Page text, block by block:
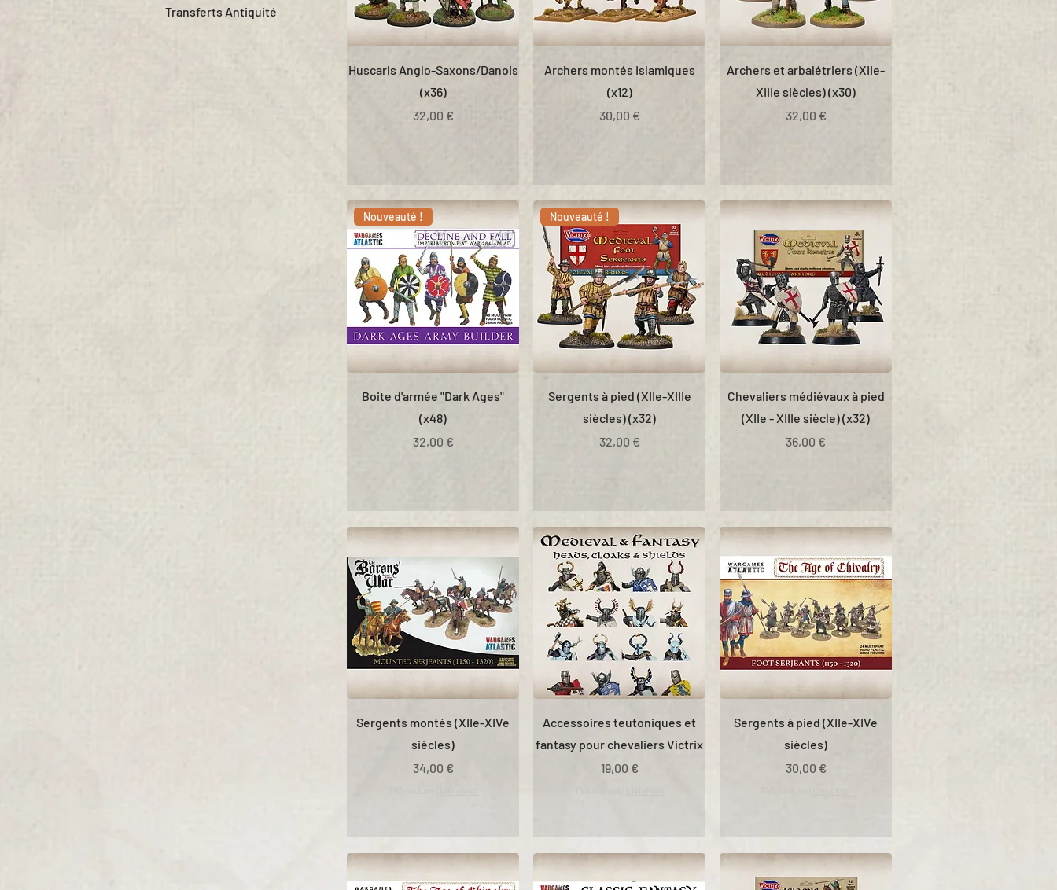
Transferts Antiquité
Huscarls Anglo-Saxons/Danois
(x36)
Prix
32,00 €
Archers montés Islamiques
(x12)
Prix
30,00 €
Archers et arbalétriers (XIIe-
XIIIe siècles) (x30)
Prix
32,00 €
Nouveauté !
Boite d'armée "Dark Ages"
(x48)
Prix
32,00 €
Nouveauté !
Sergents à pied (XIIe-XIIIe
siècles) (x32)
Prix
32,00 €
Chevaliers médiévaux à pied
(XIIe - XIIIe siècle) (x32)
Prix
36,00 €
Sergents montés (XIIe-XIVe
siècles)
Prix
34,00 €
Accessoires teutoniques et
fantasy pour chevaliers Victrix
Prix
19,00 €
Sergents à pied (XIIe-XIVe
siècles)
Prix
30,00 €